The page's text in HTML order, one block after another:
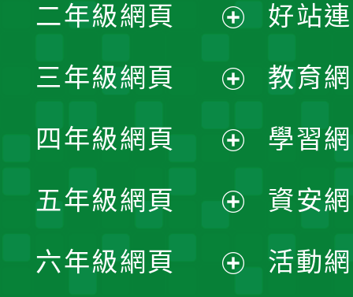
開
選
單
二年級網頁
開
選
單
三年級網頁
開
選
單
四年級網頁
開
選
五年級網頁
開
六年級網頁
好站
教育
學習
資安
活動